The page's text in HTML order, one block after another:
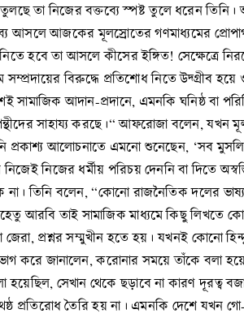
তা নিজের বক্তব্যে স্পষ্ট তুলে ধরেন
আসলে আজকের মূলস্রোতের গণমাধ্যমের
হবে তা আসলে কীসের ইঙ্গিত! সেক্ষেত্রে
বিরুদ্ধে প্রতিশোধ নিতে উদ্গ্রীব হয়ে
সামাজিক আদান-প্রদানে, এমনকি ঘনিষ্ঠ বা
সাহায্য করছে।“ আফরোজা বলেন, যখন
আলোচনাতে এমনো শুনেছেন, ‘সব
নিজের ধর্মীয় পরিচয় দেননি বা দিতে
না। তিনি বলেন, “কোনো রাজনৈতিক দলের
আরবি তাই সামাজিক মাধ্যমে কিছু
প্রশ্নর সম্মুখীন হতে হয়। যখনই কোনো
করে জানালেন, করোনার সময়ে তাঁকে বলা
হয়েছিল, সেখান থেকে ছড়াবে না কারণ দূরত্ব
প্রতিরোধ তৈরি হয় না। এমনকি দেশে যখন